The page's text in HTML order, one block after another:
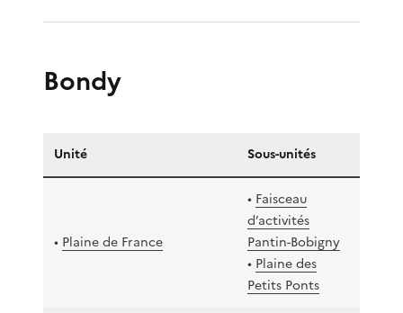
Bondy
Unité Sous-unités
• Plaine de France
• Faisceau
d’activités
Pantin-Bobigny
• Plaine des
Petits Ponts